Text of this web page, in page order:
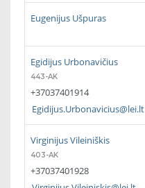
Eugenijus Ušpuras
Egidijus Urbonavičius
443-AK
+37037401914
Egidijus.Urbonavicius@lei.lt
Virginijus Vileiniškis
403-AK
+37037401928